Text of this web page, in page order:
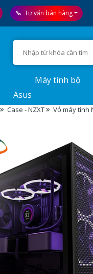
Tư vấn bán hàng
Máy tính bộ
Asus
Case - NZXT Vỏ máy tính